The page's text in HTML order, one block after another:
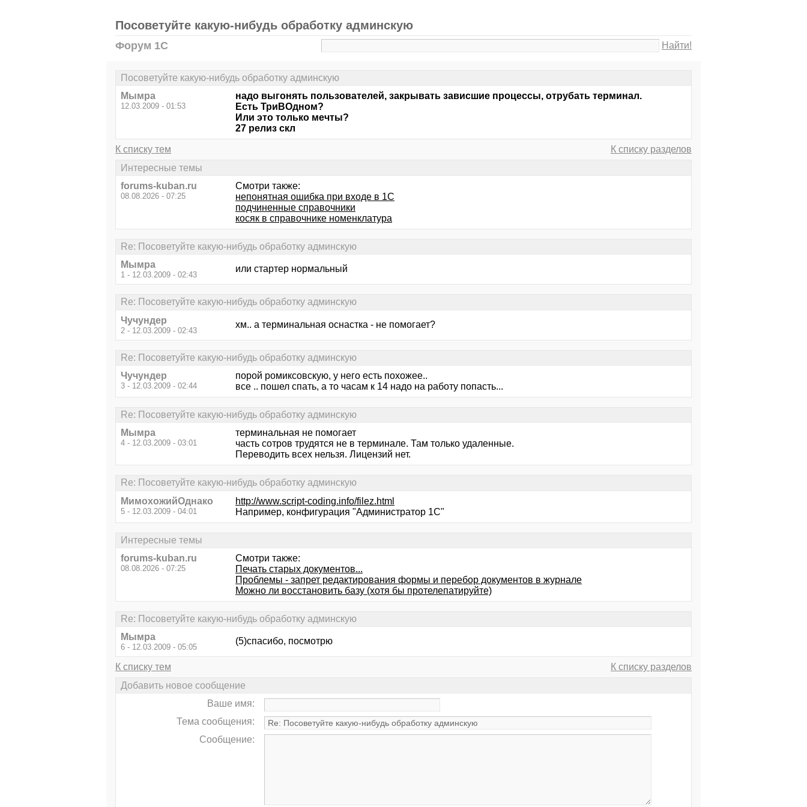
Посоветуйте какую-нибудь обработку админскую
Форум 1С Найти!
Посоветуйте какую-нибудь обработку админскую
Мымра
12.03.2009 - 01:53
надо выгонять пользователей, закрывать зависшие процессы, отрубать терминал.
Есть ТриВОдном?
Или это только мечты?
27 релиз скл
К списку тем
К списку разделов
Интересные темы
forums-kuban.ru
08.08.2026 - 07:25
Смотри также:
непонятная ошибка при входе в 1С
подчиненные справочники
косяк в справочнике номенклатура
Re: Посоветуйте какую-нибудь обработку админскую
Мымра
1 - 12.03.2009 - 02:43
или стартер нормальный
Re: Посоветуйте какую-нибудь обработку админскую
Чучундер
2 - 12.03.2009 - 02:43
хм.. а терминальная оснастка - не помогает?
Re: Посоветуйте какую-нибудь обработку админскую
Чучундер
3 - 12.03.2009 - 02:44
порой ромиксовскую, у него есть похожее..
все .. пошел спать, а то часам к 14 надо на работу попасть...
Re: Посоветуйте какую-нибудь обработку админскую
Мымра
4 - 12.03.2009 - 03:01
терминальная не помогает
часть сотров трудятся не в терминале. Там только удаленные.
Переводить всех нельзя. Лицензий нет.
Re: Посоветуйте какую-нибудь обработку админскую
МимохожийОднако
5 - 12.03.2009 - 04:01
http://www.script-coding.info/filez.html
Например, конфигурация "Администратор 1С"
Интересные темы
forums-kuban.ru
08.08.2026 - 07:25
Смотри также:
Печать старых документов...
Проблемы - запрет редактирования формы и перебор документов в журнале
Можно ли восстановить базу (хотя бы протелепатируйте)
Re: Посоветуйте какую-нибудь обработку админскую
Мымра
6 - 12.03.2009 - 05:05
(5)спасибо, посмотрю
К списку тем
К списку разделов
Добавить новое сообщение
Ваше имя:
Тема сообщения:
Сообщение: